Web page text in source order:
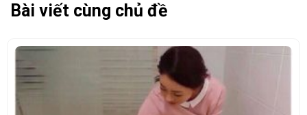
Bài viết cùng chủ đề